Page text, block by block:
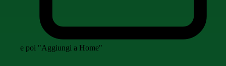
e poi "Aggiungi a Home"